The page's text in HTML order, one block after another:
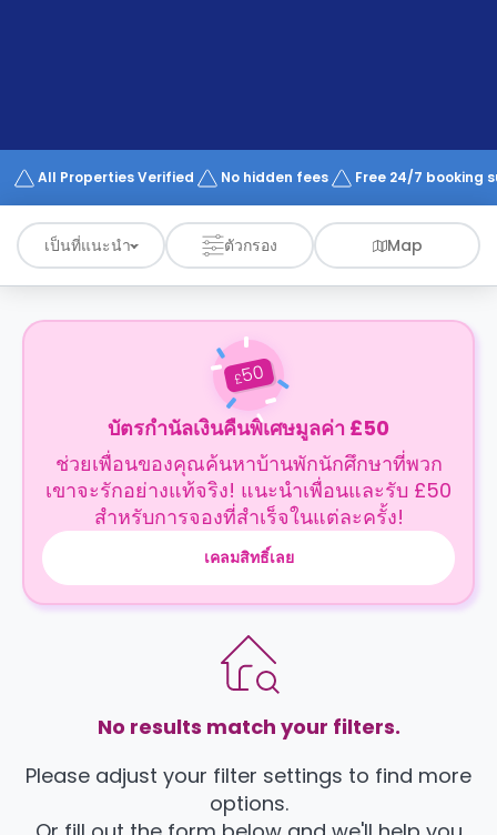
Works
All Properties Verified No hidden fees Free 24/7 booking
เป็นที่แนะนำ ตัวกรอง Map
£50
บัตรกำนัลเงินคืนพิเศษมูลค่า £50
ช่วยเพื่อนของคุณค้นหาบ้านพักนักศึกษาที่พวก
เขาจะรักอย่างแท้จริง! แนะนำเพื่อนและรับ £50
สำหรับการจองที่สำเร็จในแต่ละครั้ง!
เคลมสิทธิ์เลย
No results match your filters.
Please adjust your filter settings to find more
options.